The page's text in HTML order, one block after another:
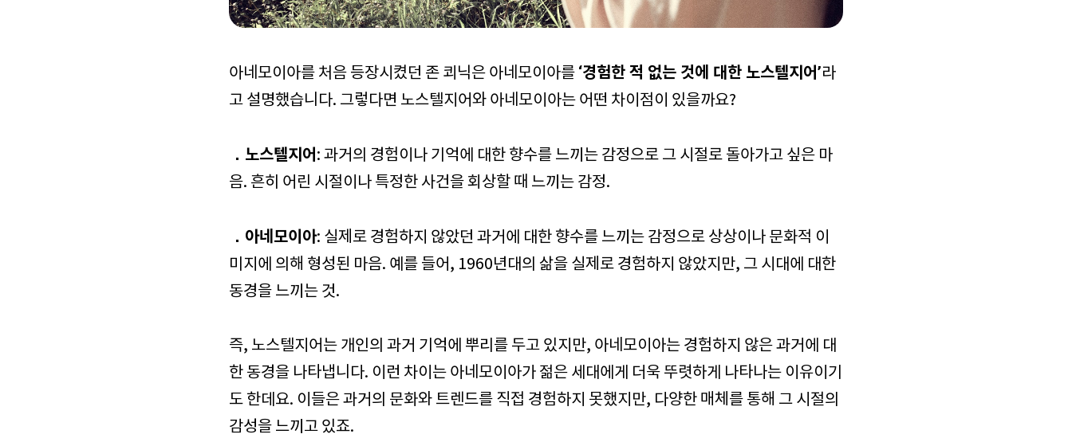
아네모이아를 처음 등장시켰던 존 쾨닉은 아네모이아를 ‘경험한 적 없는 것에 대한 노스텔지어’라
고 설명했습니다. 그렇다면 노스텔지어와 아네모이아는 어떤 차이점이 있을까요?
．노스텔지어 : 과거의 경험이나 기억에 대한 향수를 느끼는 감정으로 그 시절로 돌아가고 싶은 마
음. 흔히 어린 시절이나 특정한 사건을 회상할 때 느끼는 감정.
．아네모이아: 실제로 경험하지 않았던 과거에 대한 향수를 느끼는 감정으로 상상이나 문화적 이
미지에 의해 형성된 마음. 예를 들어, 1960년대의 삶을 실제로 경험하지 않았지만, 그 시대에 대한
동경을 느끼는 것.
즉, 노스텔지어는 개인의 과거 기억에 뿌리를 두고 있지만, 아네모이아는 경험하지 않은 과거에 대
한 동경을 나타냅니다. 이런 차이는 아네모이아가 젊은 세대에게 더욱 뚜렷하게 나타나는 이유이기
도 한데요. 이들은 과거의 문화와 트렌드를 직접 경험하지 못했지만, 다양한 매체를 통해 그 시절의
감성을 느끼고 있죠.